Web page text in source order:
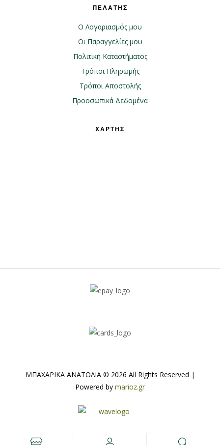
ΠΕΛΑΤΗΣ
Ο Λογαριασμός μου
Οι Παραγγελίες μου
Πολιτική Καταστήματος
Τρόποι Πληρωμής
Τρόποι Αποστολής
Προοσωπικά Δεδομένα
ΧΑΡΤΗΣ
ΜΠΑΧΑΡΙΚΑ ΑΝΑΤΟΛΙΑ © 2026 All Rights Reserved |
Powered by marioz.gr